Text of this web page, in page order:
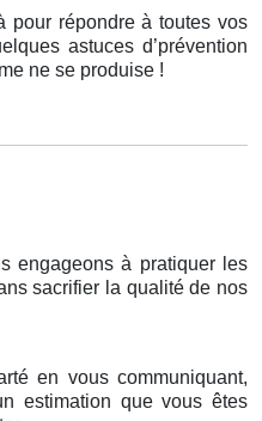
pour répondre à toutes vos
astuces d’prévention
ne se produise !
engageons à pratiquer les
sacrifier la qualité de nos
en vous communiquant,
estimation que vous êtes